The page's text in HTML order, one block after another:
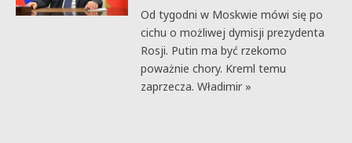
Od tygodni w Moskwie mówi się po
cichu o możliwej dymisji prezydenta
Rosji. Putin ma być rzekomo
poważnie chory. Kreml temu
zaprzecza. Władimir »